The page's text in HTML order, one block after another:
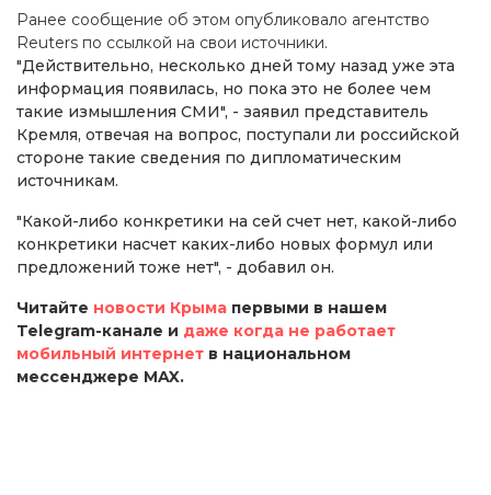
Ранее сообщение об этом опубликовало агентство
Reuters по ссылкой на свои источники.
"Действительно, несколько дней тому назад уже эта
информация появилась, но пока это не более чем
такие измышления СМИ", - заявил представитель
Кремля, отвечая на вопрос, поступали ли российской
стороне такие сведения по дипломатическим
источникам.
"Какой-либо конкретики на сей счет нет, какой-либо
конкретики насчет каких-либо новых формул или
предложений тоже нет", - добавил он.
Читайте новости Крыма первыми в нашем
Telegram-канале и даже когда не работает
мобильный интернет в национальном
мессенджере MAX.